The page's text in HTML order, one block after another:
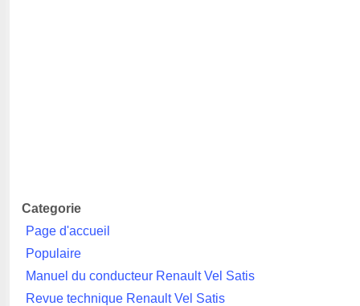
Categorie
Page d'accueil
Populaire
Manuel du conducteur Renault Vel Satis
Revue technique Renault Vel Satis